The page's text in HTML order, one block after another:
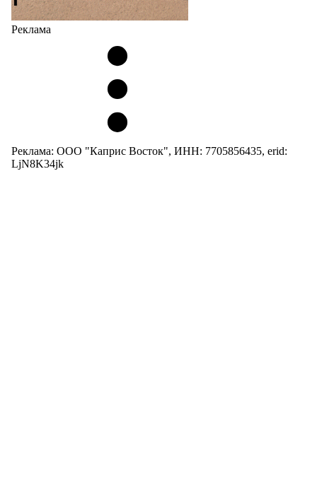
Реклама
Реклама: ООО "Каприс Восток", ИНН: 7705856435, erid:
LjN8K34jk